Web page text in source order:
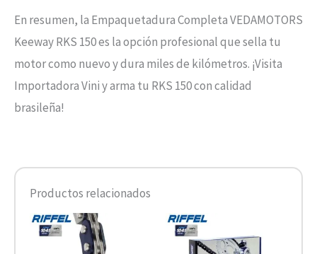
En resumen, la Empaquetadura Completa VEDAMOTORS
Keeway RKS 150 es la opción profesional que sella tu
motor como nuevo y dura miles de kilómetros. ¡Visita
Importadora Vini y arma tu RKS 150 con calidad
brasileña!
Productos relacionados